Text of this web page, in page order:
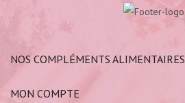
NOS COMPLÉMENTS ALIMENTAIRES
MON COMPTE